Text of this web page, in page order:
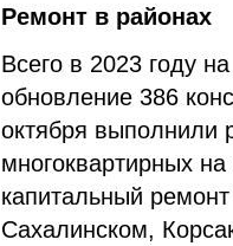
Ремонт в районах
Всего в 2023 году
обновление 386
октября выполнили
многоквартирных
капитальный
Сахалинском,